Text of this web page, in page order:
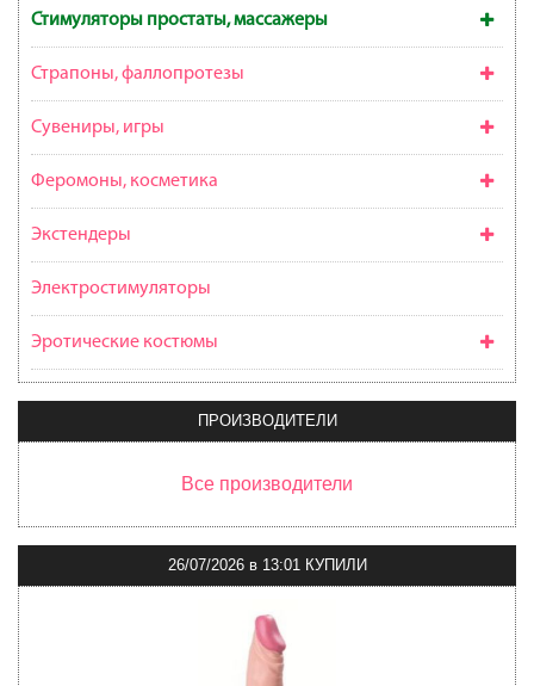
Стимуляторы простаты, массажеры
Страпоны, фаллопротезы
Сувениры, игры
Феромоны, косметика
Экстендеры
Электростимуляторы
Эротические костюмы
ПРОИЗВОДИТЕЛИ
Все производители
26/07/2026 в13:01 КУПИЛИ